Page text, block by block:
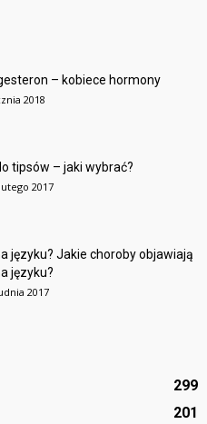
– kobiece hormony
2018
tipsów – jaki wybrać?
2017
języku? Jakie choroby objawiają
języku?
2017
299
201